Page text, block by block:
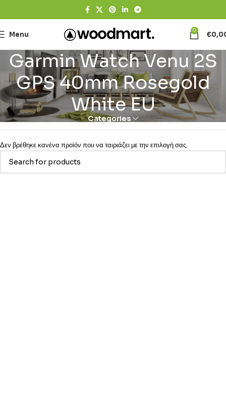
Menu 0 €
Garmin Watch Venu 2S
GPS 40mm Rosegold
White EU
Categories
Δεν βρέθηκε κανένα προϊόν που να ταιριάζει με την επιλογή σας.